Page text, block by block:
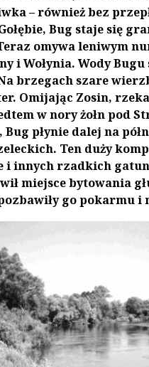
– również bez
Bug staje się
omywa leniwym
i Wołynia. Wody
brzegach szare
Omijając Zosin,
w nory żołn pod
Bug płynie dalej na
Ten duży
i innych rzadkich
miejsce bytowania
go pokarmu i